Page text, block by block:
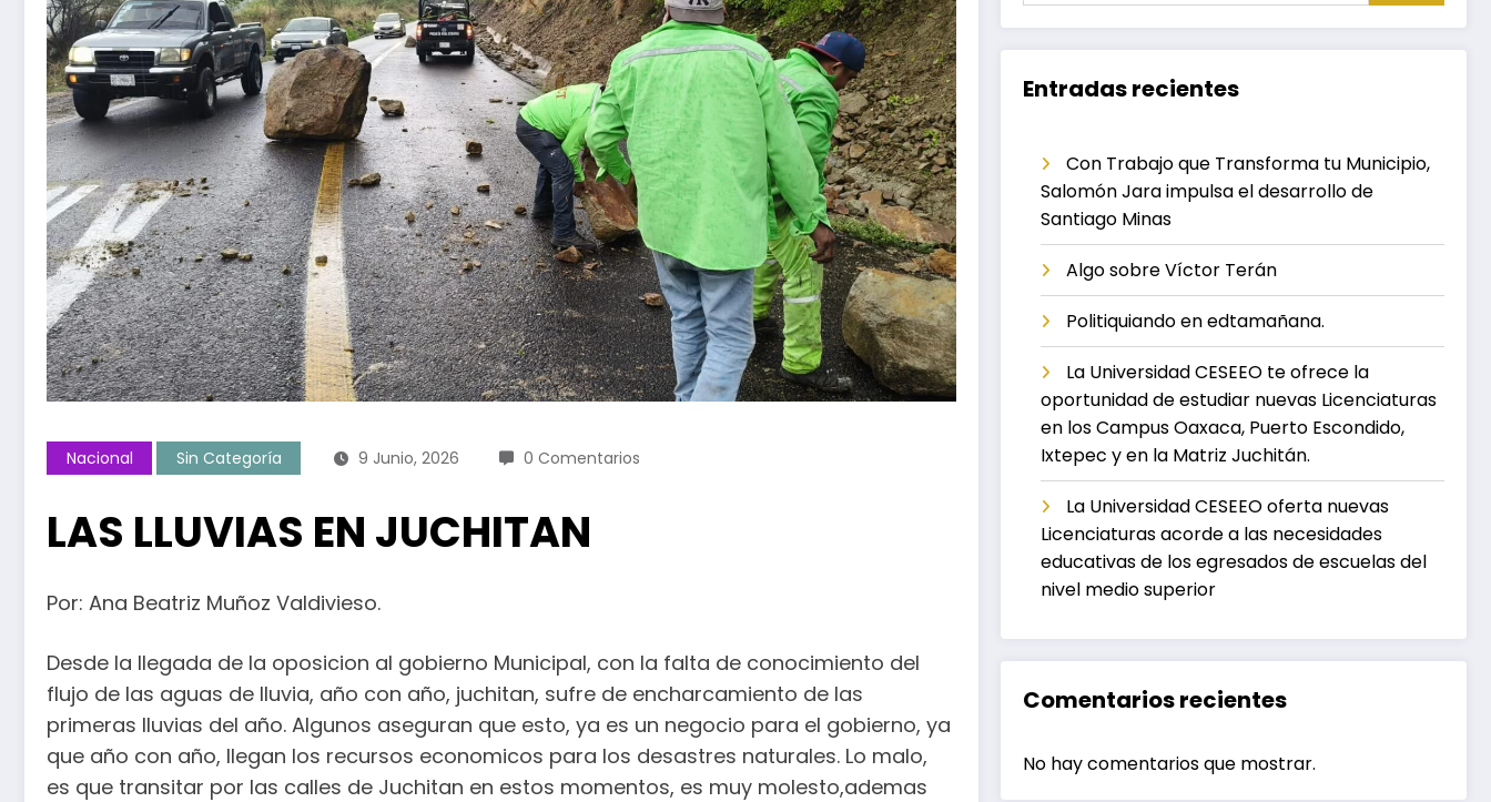
Nacional Sin Categoría 9 Junio, 2026 0 Comentarios
LAS LLUVIAS EN JUCHITAN
Por: Ana Beatriz Muñoz Valdivieso.
Desde la llegada de la oposicion al gobierno Municipal, con la falta de conocimiento del
flujo de las aguas de lluvia, año con año, juchitan, sufre de encharcamiento de las
primeras lluvias del año. Algunos aseguran que esto, ya es un negocio para el gobierno, ya
que año con año, llegan los recursos economicos para los desastres naturales. Lo malo,
es que transitar por las calles de Juchitan en estos momentos, es muy molesto,ademas
Entradas recientes
Con Trabajo que Transforma tu Municipio,
Salomón Jara impulsa el desarrollo de
Santiago Minas
Algo sobre Víctor Terán
Politiquiando en edtamañana.
La Universidad CESEEO te ofrece la
oportunidad de estudiar nuevas Licenciaturas
en los Campus Oaxaca, Puerto Escondido,
Ixtepec y en la Matriz Juchitán.
La Universidad CESEEO oferta nuevas
Licenciaturas acorde a las necesidades
educativas de los egresados de escuelas del
nivel medio superior
Comentarios recientes
No hay comentarios que mostrar.